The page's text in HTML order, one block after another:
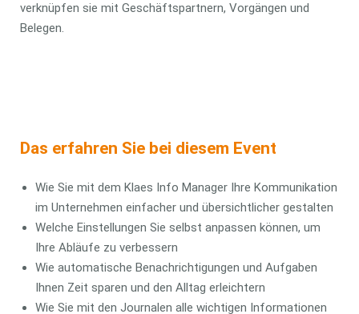
verknüpfen sie mit Geschäftspartnern, Vorgängen und
Belegen.
Das erfahren Sie bei diesem Event
Wie Sie mit dem Klaes Info Manager Ihre Kommunikation
im Unternehmen einfacher und übersichtlicher gestalten
Welche Einstellungen Sie selbst anpassen können, um
Ihre Abläufe zu verbessern
Wie automatische Benachrichtigungen und Aufgaben
Ihnen Zeit sparen und den Alltag erleichtern
Wie Sie mit den Journalen alle wichtigen Informationen